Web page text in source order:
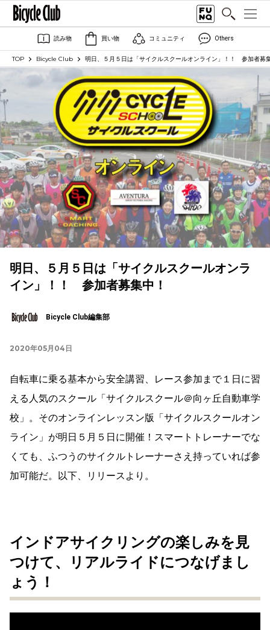
読み物 買い物 コミュニティ Others
TOP Bicycle Club 明日、５月５日は「サイクルスクールオンライン」！！ 参加者募
明日、５月５日は「サイクルスクールオンラ
イン」！！ 参加者募集中！
Bicycle Club編集部
2020年05月04日
自転車に乗る基本から安全講習、レース参加まで１日に習
える人気のスクール「サイクルスクール＠向ヶ丘自動車学
校」。そのオンラインレッスン版「サイクルスクールオン
ライン」が明日５月５日に開催！スマートトレーナーでな
くても、ふつうのサイクルトレーナーさえ持っていれば参
加可能だ。以下、リリースより。
インドアサイクリングの楽しみを見
つけて、リアルライドにつなげまし
ょう！